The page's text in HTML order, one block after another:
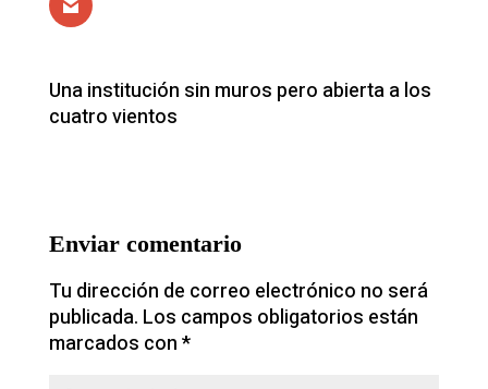
Una institución sin muros pero abierta a los
cuatro vientos
Enviar comentario
Tu dirección de correo electrónico no será
publicada. Los campos obligatorios están
marcados con*